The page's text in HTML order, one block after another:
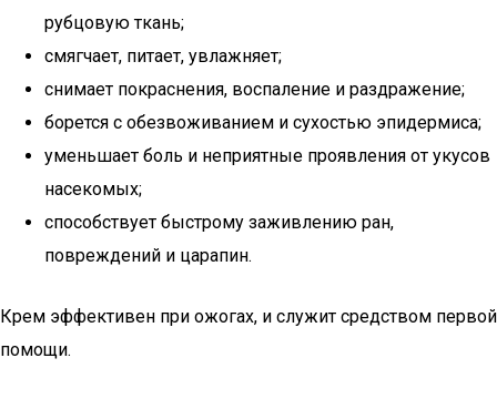
рубцовую ткань;
смягчает, питает, увлажняет;
снимает покраснения, воспаление и раздражение;
борется с обезвоживанием и сухостью эпидермиса;
уменьшает боль и неприятные проявления от укусов
насекомых;
способствует быстрому заживлению ран,
повреждений и царапин.
Крем эффективен при ожогах, и служит средством первой
помощи.